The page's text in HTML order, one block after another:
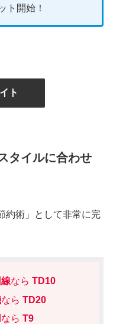
ト開始！
ト
タイルに合わせ
約術」として非常に完
ならTD10
ならTD20
ならT9